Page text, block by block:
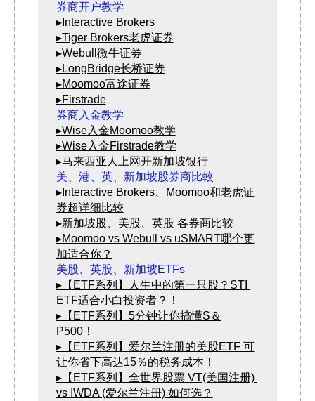
▸Interactive Brokers
▸Tiger Brokers老虎证券
▸Webull微牛证券
▸LongBridge长桥证券
▸Moomoo富途证券
▸Firstrade
▸Wise入金Moomoo教学
▸Wise入金Firstrade教学
▸马来西亚人上网开新加坡银行
▸Interactive Brokers、Moomoo和老虎证
券超详细比较
▸新加坡股、美股、英股 各券商比较
▸Moomoo vs Webull vs uSMART哪个更
加适合你？
美股、英股、新加坡ETFs
▸【ETF系列】人生中的第一只股？STI
ETF适合小白投资者？！
▸【ETF系列】5分钟让你搞懂S＆
P500！
▸【ETF系列】爱尔兰注册的美股ETF 可
让你省下高达15％的税务成本！
▸【ETF系列】全世界股票 VT(美国注册)
vs IWDA (爱尔兰注册) 如何选？